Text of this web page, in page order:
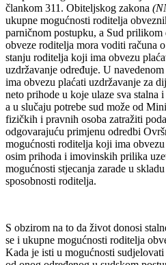
člankom 311. Obiteljskog zakona
ukupne mogućnosti roditelja
parničnom postupku, a Sud
obveze roditelja mora voditi računa
stanju roditelja koji ima obvezu
uzdržavanje određuje. U
ima obvezu plaćati uzdržavanje za
neto prihode u koje ulaze sva stalna
a u slučaju potrebe sud može od
fizičkih i pravnih osoba zatražiti
odgovarajuću primjenu odredbi
mogućnosti roditelja koji ima
osim prihoda i imovinskih prilika
mogućnosti stjecanja zarade u
sposobnosti roditelja.
S obzirom na to da život donosi
se i ukupne mogućnosti roditelja
Kada je isti u mogućnosti